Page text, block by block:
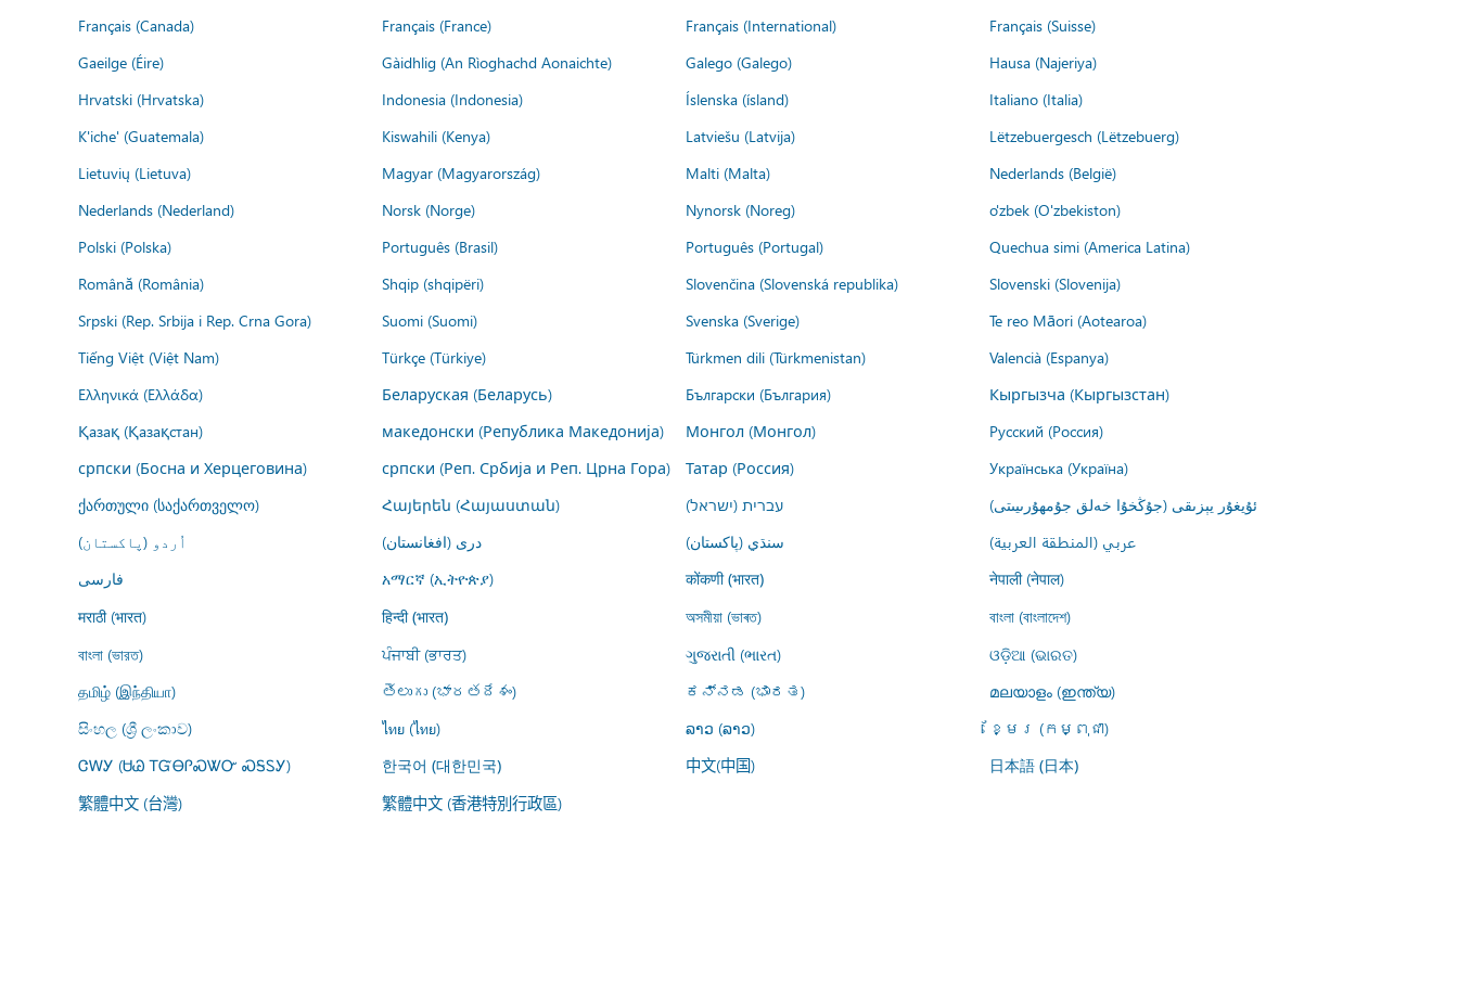
Français (Canada)
Français (France) Français (International)
Français (Suisse)
Gaeilge (Éire)
Gàidhlig (An Rìoghachd Aonaichte) Galego (Galego)
Hausa (Najeriya)
Hrvatski (Hrvatska)
Indonesia (Indonesia) Íslenska (ísland)
Italiano (Italia)
K'iche' (Guatemala)
Kiswahili (Kenya) Latviešu (Latvija)
Lëtzebuergesch (Lëtzebuerg)
Lietuvių (Lietuva)
Magyar (Magyarország) Malti (Malta)
Nederlands (België)
Nederlands (Nederland)
Norsk (Norge) Nynorsk (Noreg)
o'zbek (O'zbekiston)
Polski (Polska)
Português (Brasil) Português (Portugal)
Quechua simi (America Latina)
Română (România)
Shqip (shqipëri) Slovenčina (Slovenská republika)
Slovenski (Slovenija)
Srpski (Rep. Srbija i Rep. Crna Gora)
Suomi (Suomi) Svenska (Sverige)
Te reo Māori (Aotearoa)
Tiếng Việt (Việt Nam)
Türkçe (Türkiye) Türkmen dili (Türkmenistan)
Valencià (Espanya)
Ελληνικά (Ελλάδα)
Беларуская (Беларусь) Български (България)
Кыргызча (Кыргызстан)
Қазақ (Қазақстан)
македонски (Република Македонија) Монгол (Монгол)
Русский (Россия)
српски (Босна и Херцеговина)
српски (Реп. Србија и Реп. Црна Гора) Татар (Россия)
Українська (Україна)
ქართული (საქართველო)
Հայերեն (Հայաստան) עברית (ישראל)
ئۇيغۇر يېزىقى (جۇڭخۇا خەلق جۇمھۇرىيىتى)
اُردو (پاکستان)
درى (افغانستان) سنڌي (پاکستان)
عربي (المنطقة العربية)
فارسى
አማርኛ (ኢትዮጵያ) कोंकणी (भारत)
नेपाली (नेपाल)
मराठी (भारत)
हिन्दी (भारत) অসমীয়া (ভাৰত)
বাংলা (বাংলাদেশ)
বাংলা (ভারত)
ਪੰਜਾਬੀ (ਭਾਰਤ) ગુજરાતી (ભારત)
ଓଡ଼ିଆ (ଭାରତ)
தமிழ் (இந்தியா)
తెలుగు (భారతదేశం) ಕನ್ನಡ (ಭಾರತ)
മലയാളം (ഇന്ത്യ)
සිංහල (ශ්‍රී ලංකාව)
ไทย (ไทย) ລາວ (ລາວ)
ខ្មែរ (កម្ពុជា)
ᏣᎳᎩ (ᏌᏊ ᎢᏳᎾᎵᏍᏔᏅ ᏍᎦᏚᎩ)
한국어 (대한민국) 中文(中国) 日本語 (日本)
繁體中文 (台灣) 繁體中文 (香港特別行政區)